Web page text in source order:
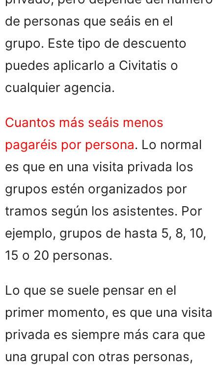
de personas que seáis en el
grupo. Este tipo de descuento
puedes aplicarlo a Civitatis o
cualquier agencia.
Cuantos más seáis menos
pagaréis por persona. Lo normal
es que en una visita privada los
grupos estén organizados por
tramos según los asistentes. Por
ejemplo, grupos de hasta 5, 8, 10,
15 o 20 personas.
Lo que se suele pensar en el
primer momento, es que una visita
privada es siempre más cara que
una grupal con otras personas,